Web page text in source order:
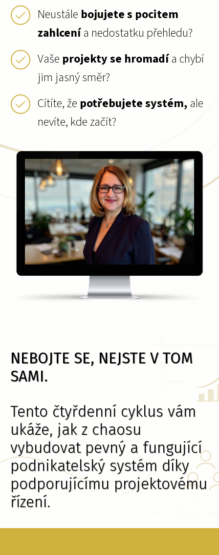
Neustále bojujete s pocitem
zahlcenía nedostatku přehledu?
Vaše projekty se hromadía chybí
jim jasný směr?
Cítíte, že potřebujete systém,ale
nevíte, kde začít?
NEBOJTE SE, NEJSTE V TOM
SAMI.
Tento čtyřdenní cyklus vám
ukáže, jak z chaosu
vybudovat pevný a fungující
podnikatelský systém díky
podporujícímu projektovému
řízení.